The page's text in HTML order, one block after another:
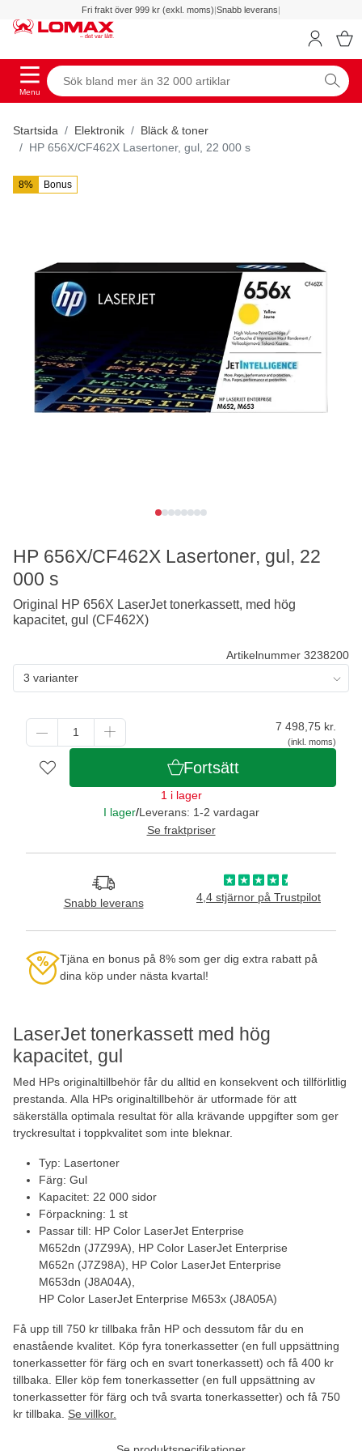
Fri frakt över 999 kr (exkl. moms)|Snabb leverans|
Menu
Startsida Elektronik
Bläck & toner
HP 656X/CF462X Lasertoner, gul, 22 000 s
8% Bonus
LaserJet tonerkassett med hög
kapacitet, gul
Med HPs originaltillbehör får du alltid en konsekvent och tillförlitlig
prestanda. Alla HPs originaltillbehör är utformade för att
säkerställa optimala resultat för alla krävande uppgifter som ger
tryckresultat i toppkvalitet som inte bleknar.
Typ: Lasertoner
Färg: Gul
Kapacitet: 22 000 sidor
Förpackning: 1 st
Passar till: HP Color LaserJet Enterprise
M652dn (J7Z99A), HP Color LaserJet Enterprise
M652n (J7Z98A), HP Color LaserJet Enterprise
M653dn (J8A04A),
HP Color LaserJet Enterprise M653x (J8A05A)
Få upp till 750 kr tillbaka från HP och dessutom får du en
enastående kvalitet. Köp fyra tonerkassetter (en full uppsättning
tonerkassetter för färg och en svart tonerkassett) och få 400 kr
tillbaka. Eller köp fem tonerkassetter (en full uppsättning av
tonerkassetter för färg och två svarta tonerkassetter) och få 750
kr tillbaka. Se villkor.
Artikelnummer 3238200
3 varianter
7 498,75 kr.
(inkl. moms)
Fortsätt
1 i lager
I lager/Leverans: 1-2 vardagar
Se fraktpriser
Snabb leverans 4,4 stjärnor på Trustpilot
Tjäna en bonus på 8% som ger dig extra rabatt på
dina köp under nästa kvartal!
HP 656X/CF462X Lasertoner, gul, 22
000 s
Original HP 656X LaserJet tonerkassett, med hög
kapacitet, gul (CF462X)